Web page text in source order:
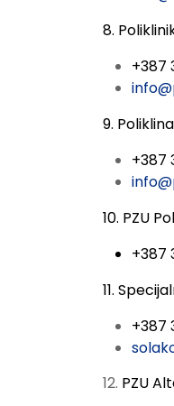
8.
+387
9.
+387
10. PZU
+387
11.
+387
12. PZU